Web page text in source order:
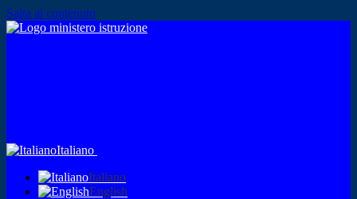
Salta al contenuto
Italiano
Italiano
English